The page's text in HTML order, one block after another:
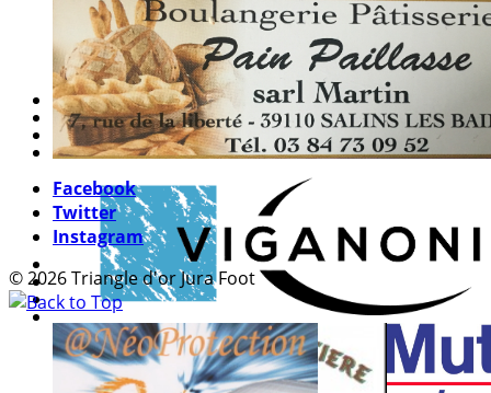
Facebook
Twitter
Instagram
© 2026 Triangle d'or Jura Foot